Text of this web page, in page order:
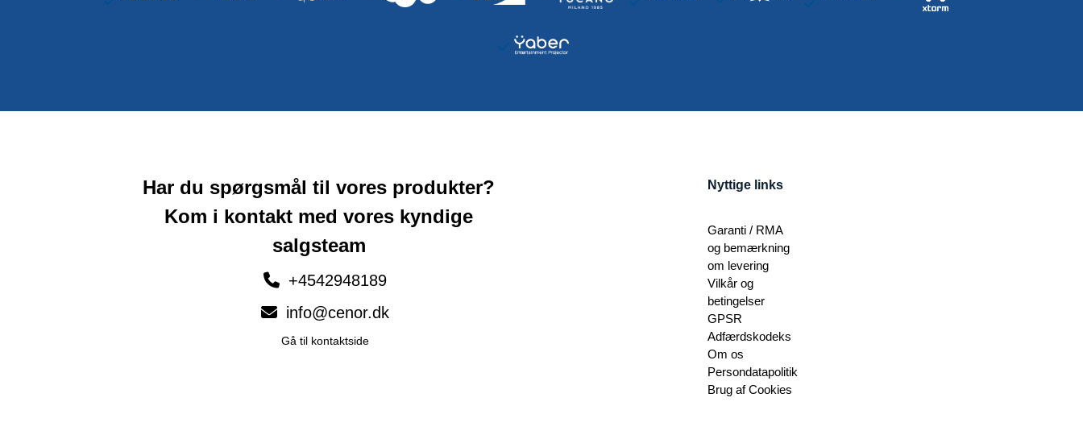
Har du spørgsmål til vores produkter?
Kom i kontakt med vores kyndige
salgsteam
+4542948189
info@cenor.dk
Gå til kontaktside
Nyttige links
Garanti / RMA
og bemærkning
om levering
Vilkår og
betingelser
GPSR
Adfærdskodeks
Om os
Persondatapolitik
Brug af Cookies